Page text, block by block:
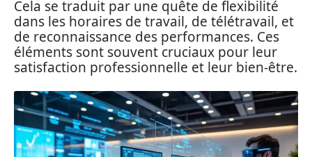
Cela se traduit par une quête de flexibilité
dans les horaires de travail, de télétravail, et
de reconnaissance des performances. Ces
éléments sont souvent cruciaux pour leur
satisfaction professionnelle et leur bien-être.